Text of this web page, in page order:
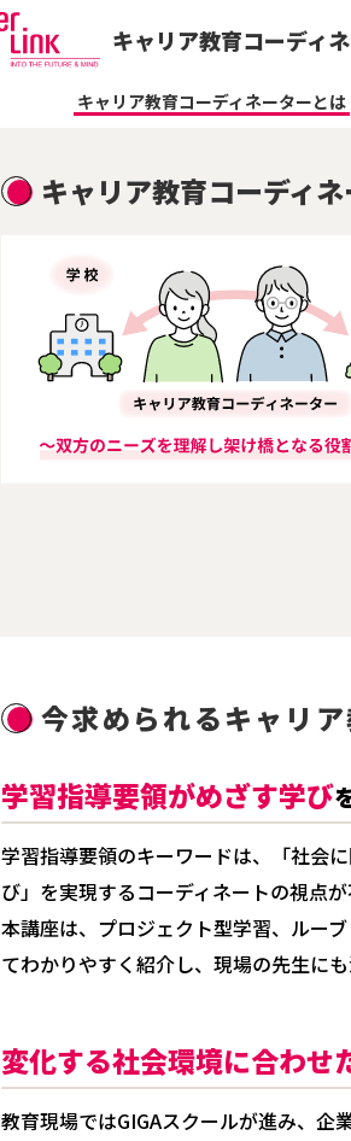
キャリア教育コーディ
キャリア教育コーディネーターとは
キャリア教育コーディ
今求められるキャリ
学習指導要領がめざす学び
学習指導要領のキーワードは、「社会
び」を実現するコーディネートの視点が
本講座は、プロジェクト型学習、ルー
てわかりやすく紹介し、現場の先生に
変化する社会環境に合わせ
教育現場ではGIGAスクールが進み、企